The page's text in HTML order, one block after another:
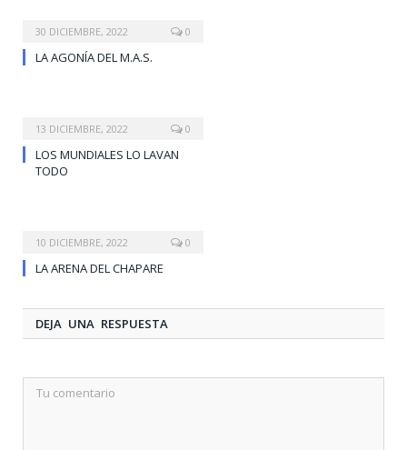
30 DICIEMBRE, 2022 0
LA AGONÍA DEL M.A.S.
13 DICIEMBRE, 2022 0
LOS MUNDIALES LO LAVAN
TODO
10 DICIEMBRE, 2022 0
LA ARENA DEL CHAPARE
DEJA UNA RESPUESTA